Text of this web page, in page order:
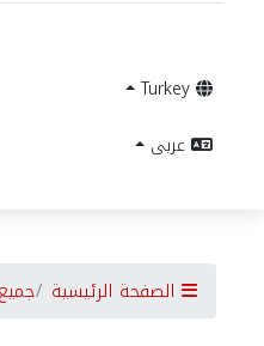
Turkey
عربى
الصفحة الرئيسية